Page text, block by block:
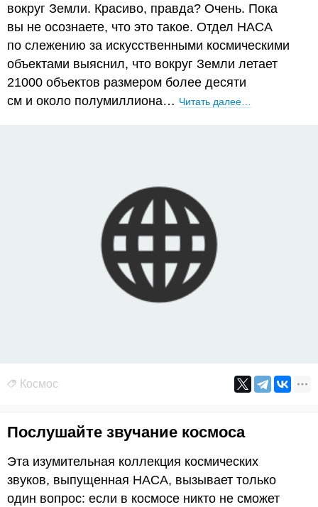
вокруг Земли. Красиво, правда? Очень. Пока
вы не осознаете, что это такое. Отдел НАСА
по слежению за искусственными космическими
объектами выяснил, что вокруг Земли летает
21000 объектов размером более десяти
см и около полумиллиона… Читать далее…
Космос
Послушайте звучание космоса
Эта изумительная коллекция космических
звуков, выпущенная НАСА, вызывает только
один вопрос: если в космосе никто не сможет